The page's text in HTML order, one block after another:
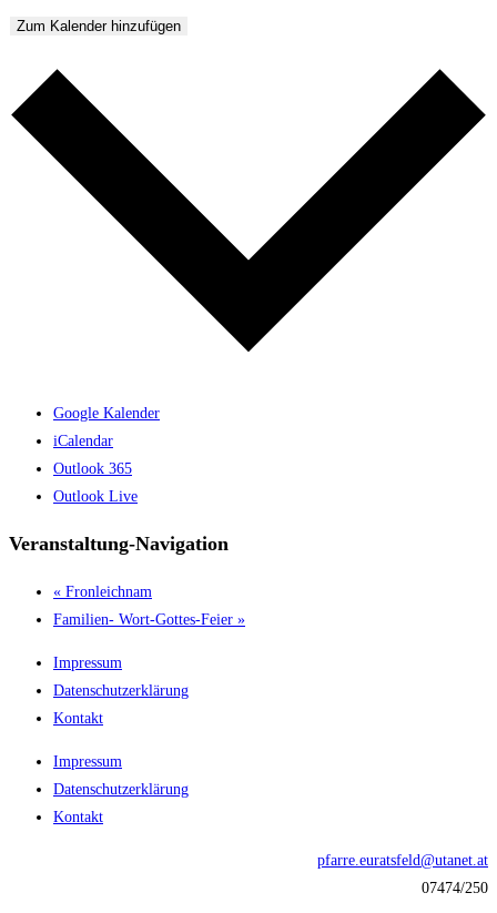
Zum Kalender hinzufügen
Google Kalender
iCalendar
Outlook 365
Outlook Live
Veranstaltung-Navigation
« Fronleichnam
Familien- Wort-Gottes-Feier »
Impressum
Datenschutzerklärung
Kontakt
Impressum
Datenschutzerklärung
Kontakt
pfarre.euratsfeld@utanet.at
07474/250